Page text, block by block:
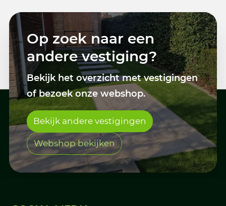
Op zoek naar een
andere vestiging?
Bekijk het overzicht met vestigingen
of bezoek onze webshop.
Bekijk andere vestigingen
Webshop bekijken